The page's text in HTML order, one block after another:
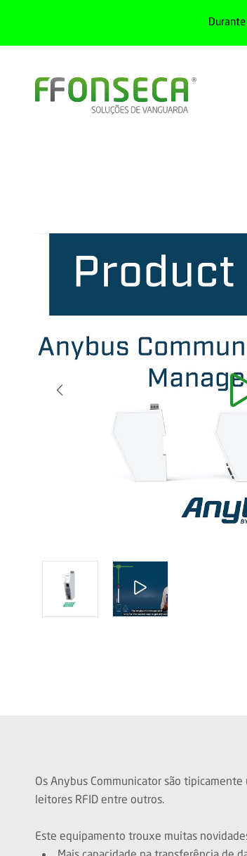
Os Anybus Communicator são
leitores RFID entre outros.
Este equipamento trouxe muitas